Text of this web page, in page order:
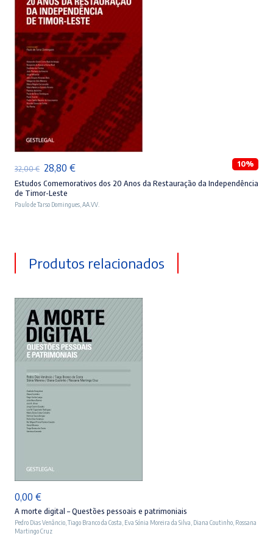
ADICIONAR
32,00€ O
preço
original
28,80 €O
preço
atual
10%
Estudos Comemorativos dos 20 Anos da Restauração da Independência
de Timor-Leste
Paulo de Tarso Domingues AA.VV.
Produtos relacionados
0,00 €
A morte digital – Questões pessoais e patrimoniais
Pedro Dias Venâncio Tiago Branco da Costa Eva Sónia Moreira da Silva Diana Coutinho Rossana
Martingo Cruz